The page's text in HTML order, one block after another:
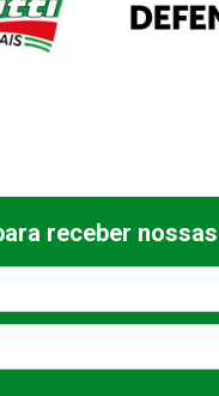
receber